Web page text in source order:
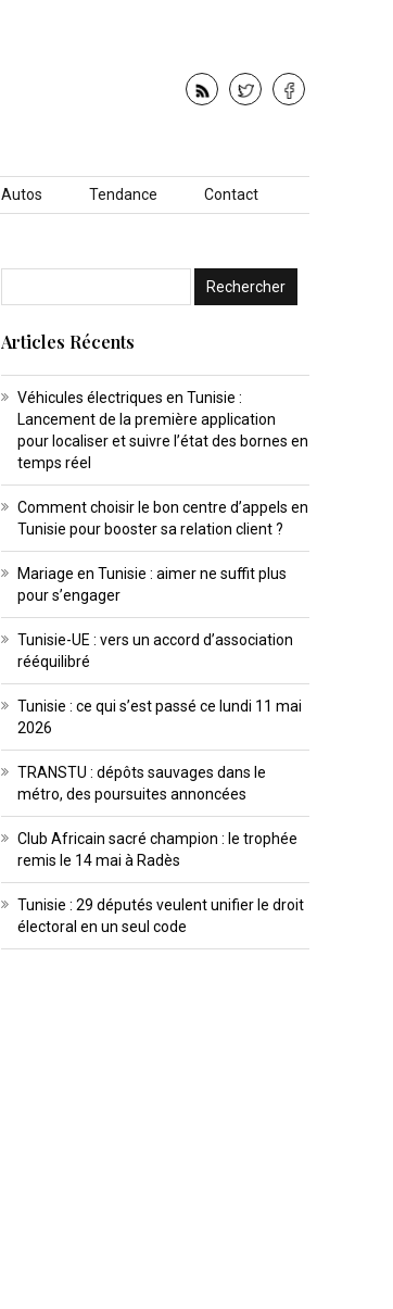
Autos Tendance Contact
Articles Récents
Véhicules électriques en Tunisie :
Lancement de la première application
pour localiser et suivre l’état des bornes en
temps réel
Comment choisir le bon centre d’appels en
Tunisie pour booster sa relation client ?
Mariage en Tunisie : aimer ne suffit plus
pour s’engager
Tunisie-UE : vers un accord d’association
rééquilibré
Tunisie : ce qui s’est passé ce lundi 11 mai
2026
TRANSTU : dépôts sauvages dans le
métro, des poursuites annoncées
Club Africain sacré champion : le trophée
remis le 14 mai à Radès
Tunisie : 29 députés veulent unifier le droit
électoral en un seul code